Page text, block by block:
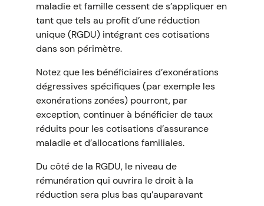
maladie et famille cessent de s’appliquer en
tant que tels au profit d’une réduction
unique (RGDU) intégrant ces cotisations
dans son périmètre.
Notez que les bénéficiaires d’exonérations
dégressives spécifiques (par exemple les
exonérations zonées) pourront, par
exception, continuer à bénéficier de taux
réduits pour les cotisations d’assurance
maladie et d’allocations familiales.
Du côté de la RGDU, le niveau de
rémunération qui ouvrira le droit à la
réduction sera plus bas qu’auparavant